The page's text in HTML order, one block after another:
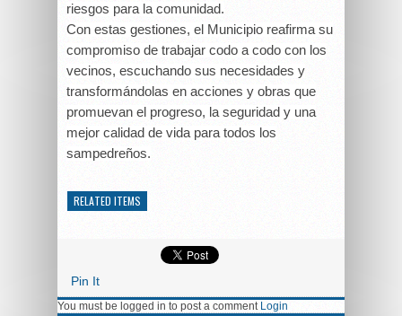
riesgos para la comunidad.
Con estas gestiones, el Municipio reafirma su
compromiso de trabajar codo a codo con los
vecinos, escuchando sus necesidades y
transformándolas en acciones y obras que
promuevan el progreso, la seguridad y una
mejor calidad de vida para todos los
sampedreños.
RELATED ITEMS
Pin It
You must be logged in to post a comment Login